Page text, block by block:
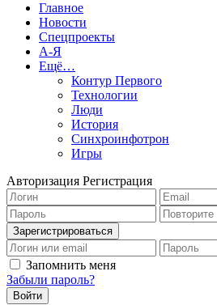
Главное
Новости
Спецпроекты
А-Я
Ещё…
Контур Первого
Технологии
Люди
История
Синхроинфотрон
Игры
Авторизация Регистрация
Запомнить меня
Забыли пароль?